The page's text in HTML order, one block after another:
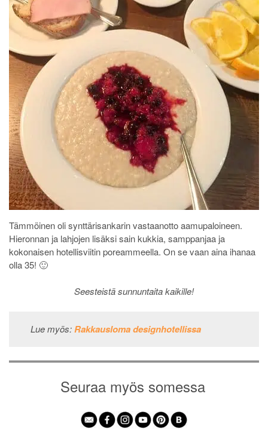
Tämmöinen oli synttärisankarin vastaanotto aamupaloineen.
Hieronnan ja lahjojen lisäksi sain kukkia, samppanjaa ja
kokonaisen hotellisviitin poreammeella. On se vaan aina ihanaa
olla 35! 🙂
Seesteistä sunnuntaita kaikille!
Lue myös:Rakkausloma designhotellissa
Seuraa myös somessa